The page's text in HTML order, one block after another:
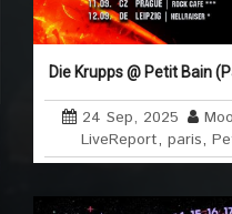
Die Krupps @ Petit Bain
24 Sep, 2025
LiveReport, paris,